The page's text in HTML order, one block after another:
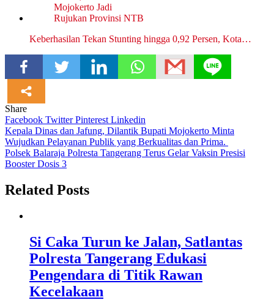
Keberhasilan Tekan Stunting hingga 0,92 Persen, Kota…
Share
Facebook TwitterPinterest Linkedin
Navigasi
pos
Kepala Dinas dan Jafung, Dilantik Bupati Mojokerto Minta
Wujudkan Pelayanan Publik yang Berkualitas dan Prima.
Polsek Balaraja Polresta Tangerang Terus Gelar Vaksin Presisi
Booster Dosis 3
Related Posts
Si Caka Turun ke Jalan, Satlantas
Polresta Tangerang Edukasi
Pengendara di Titik Rawan
Kecelakaan